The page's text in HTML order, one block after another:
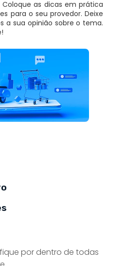
as dicas em prática
para o seu provedor. Deixe
a sua opinião sobre o tema.
por dentro de todas